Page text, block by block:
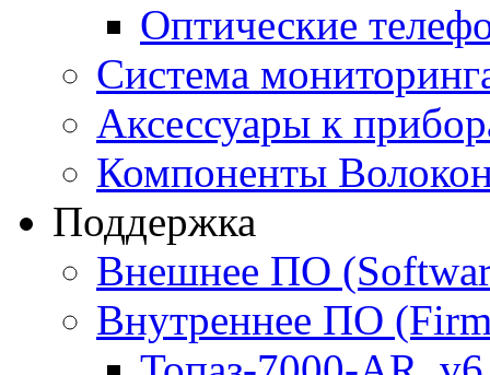
Оптические
Система
Аксессуары к
Компоненты
Поддержка
Внешнее ПО
Внутреннее ПО